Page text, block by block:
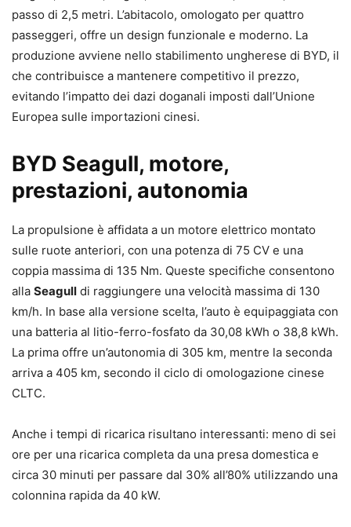
passo di 2,5 metri. L’abitacolo, omologato per quattro
passeggeri, offre un design funzionale e moderno. La
produzione avviene nello stabilimento ungherese di BYD, il
che contribuisce a mantenere competitivo il prezzo,
evitando l’impatto dei dazi doganali imposti dall’Unione
Europea sulle importazioni cinesi.
BYD Seagull, motore,
prestazioni, autonomia
La propulsione è affidata a un motore elettrico montato
sulle ruote anteriori, con una potenza di 75 CV e una
coppia massima di 135 Nm. Queste specifiche consentono
alla Seagull di raggiungere una velocità massima di 130
km/h. In base alla versione scelta, l’auto è equipaggiata con
una batteria al litio-ferro-fosfato da 30,08 kWh o 38,8 kWh.
La prima offre un’autonomia di 305 km, mentre la seconda
arriva a 405 km, secondo il ciclo di omologazione cinese
CLTC.
Anche i tempi di ricarica risultano interessanti: meno di sei
ore per una ricarica completa da una presa domestica e
circa 30 minuti per passare dal 30% all’80% utilizzando una
colonnina rapida da 40 kW.